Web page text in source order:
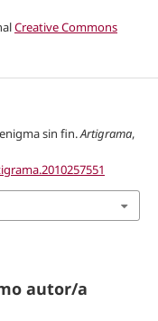
Creative Commons
sin fin.Artigrama,
autor/a